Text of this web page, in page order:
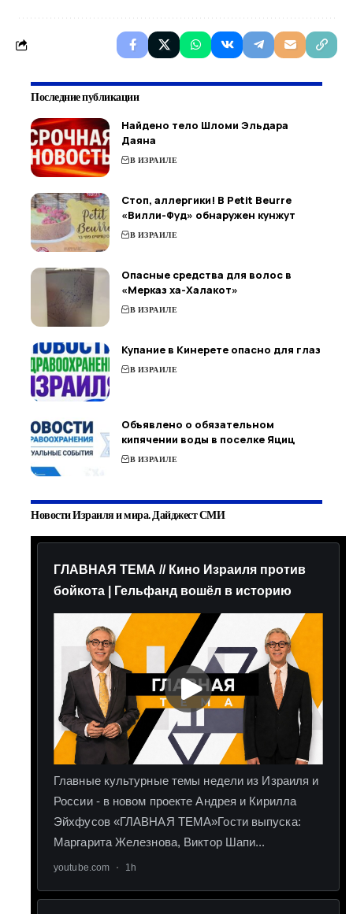
Последние публикации
Найдено тело Шломи Эльдара
Даяна
В ИЗРАИЛЕ
Стоп, аллергики! В Petit Beurre
«Вилли-Фуд» обнаружен кунжут
В ИЗРАИЛЕ
Опасные средства для волос в
«Мерказ ха-Халакот»
В ИЗРАИЛЕ
Купание в Кинерете опасно для глаз
В ИЗРАИЛЕ
Объявлено о обязательном
кипячении воды в поселке Яциц
В ИЗРАИЛЕ
Новости Израиля и мира. Дайджест СМИ